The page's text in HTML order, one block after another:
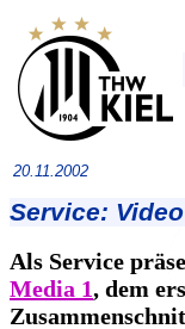
20.11.2002
Service:
Als Service
Media 1, dem